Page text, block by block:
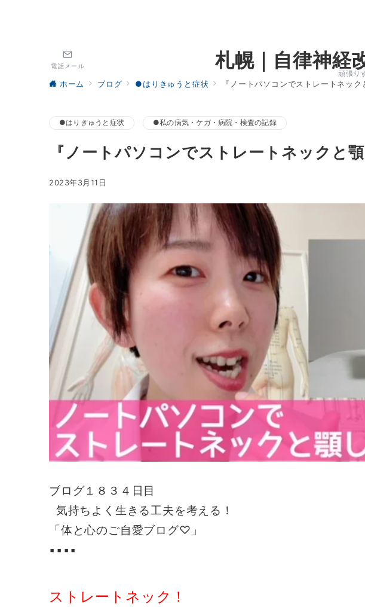
札幌｜自律神経
頑張り
電話メール
ホーム ブログ ●はりきゅうと症状 『ノートパソコンでストレートネック
●はりきゅうと症状 ●私の病気・ケガ・病院・検査の記録
『ノートパソコンでストレートネックと
2023年3月11日
ブログ１８３４日目
気持ちよく生きる工夫を考える！
「体と心のご自愛ブログ♡」
▪️▪️▪️▪️
ストレートネック！
080-8855-